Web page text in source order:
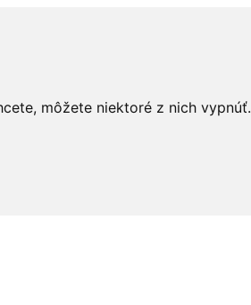
môžete niektoré z nich vypnúť.